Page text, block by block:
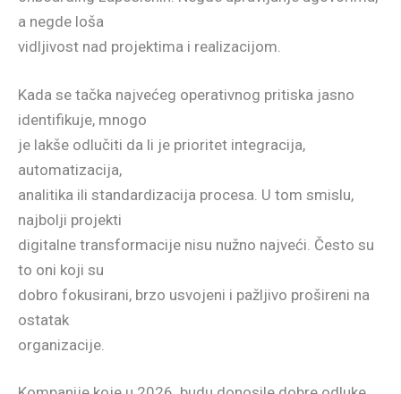
a negde loša
vidljivost nad projektima i realizacijom.
Kada se tačka najvećeg operativnog pritiska jasno
identifikuje, mnogo
je lakše odlučiti da li je prioritet integracija,
automatizacija,
analitika ili standardizacija procesa. U tom smislu,
najbolji projekti
digitalne transformacije nisu nužno najveći. Često su
to oni koji su
dobro fokusirani, brzo usvojeni i pažljivo prošireni na
ostatak
organizacije.